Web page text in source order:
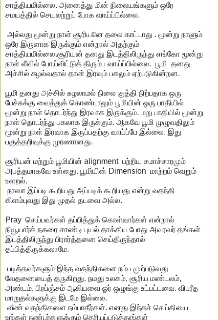
சாத்தியமில்லை. அனைத்து மின் நிலையங்களும் ஒரே
சமயத்தில் செயலற்றுப் போக வாய்ப்பில்லை.
அல்லது மூன்று நாள் சூரியனே தலை காட்டாது . மூன்று நாளும்
ஒரே இருளாக இருக்கும் என்றால் அதற்கும்
சாத்தியமில்லை.சூரியன் தனது இடத்திலிருந்து எங்கோ மூன்று
நாள் லீவில் போய்விட்டுத் திரும்ப வாய்ப்பில்லை. பூமி தனது
அச்சில் சுழல்வதால் தான் இரவும் பகலும் ஏற்படுகின்றன.
பூமி தனது அச்சில் சுழலாமல் நிலை குத்தி நிற்பதாக ஒரு
பேச்சுக்கு வைத்துக் கொண்டாலும் பூமியின் ஒரு பாதியில்
மூன்று நாள் தொடர்ந்து இரவாக இருக்கும். மறு பாதியில் மூன்று
நாள் தொடர்ந்து பகலாக இருக்கும். ஆகவே பூமி முழுவதிலும்
மூன்று நாள் இரவாக இருப்பதற்கு வாய்ப்பே இல்லை. இது
பகுத்தறிவுக்கு முரணானது.
சூரியன் மற்றும் பூமியின் alignment பற்றிய சமாச்சாரமும்
அபத்தமாகவே உள்ளது. பூமியின் Dimension மாற்றம் வெறும்
உளறல்.
நாஸா இப்படி கூறியது அப்படிக் கூறியது என்று வதந்தி
கிளம்புவது இது முதல் தடவை அல்ல.
Pray செய்பவர்கள் தப்பித்துக் கொள்வார்கள் என்றால்
நியூயார்க் நகரை சாண்டி புயல் தாக்கிய போது அவரவர் தங்கள்
இடத்திலிருந்து பிரார்த்தனை செய்திருந்தால்
தப்பித்திருக்கலாமே.
படித்தவர்களும் இந்த வதந்திகளை நம்ப முற்படுவது
வேதனையைத் தருகிறது. நமது உலகம், சூரிய மண்டலம்,
அண்டம், பிரப்ஞ்சம் ஆகியவை ஓர் ஒழுங்கு உட்பட்டவை. விபரீத
மாறுதல்களுக்கு இடமே இல்லை.
வீண் வதந்திகளை நம்பாதீர்கள். எனது இந்தச் செய்தியை
உங்கள் நண்பர்களுக்கும் தெரியப்படுத்துங்கள்